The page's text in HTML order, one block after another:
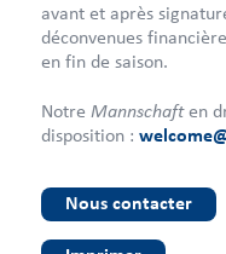
avant et après
déconvenues
en fin de saison.
Notre Mannschaften
disposition :
Nous contacter